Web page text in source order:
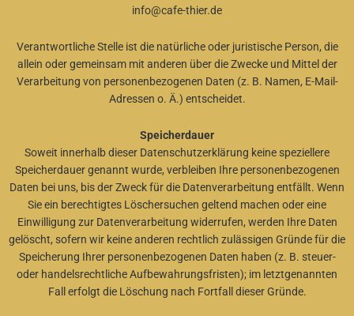
info@cafe-thier.de
Verantwortliche Stelle ist die natürliche oder juristische Person, die
allein oder gemeinsam mit anderen über die Zwecke und Mittel der
Verarbeitung von personenbezogenen Daten (z. B. Namen, E-Mail-
Adressen o. Ä.) entscheidet.
Speicherdauer
Soweit innerhalb dieser Datenschutzerklärung keine speziellere
Speicherdauer genannt wurde, verbleiben Ihre personenbezogenen
Daten bei uns, bis der Zweck für die Datenverarbeitung entfällt. Wenn
Sie ein berechtigtes Löschersuchen geltend machen oder eine
Einwilligung zur Datenverarbeitung widerrufen, werden Ihre Daten
gelöscht, sofern wir keine anderen rechtlich zulässigen Gründe für die
Speicherung Ihrer personenbezogenen Daten haben (z. B. steuer-
oder handelsrechtliche Aufbewahrungsfristen); im letztgenannten
Fall erfolgt die Löschung nach Fortfall dieser Gründe.